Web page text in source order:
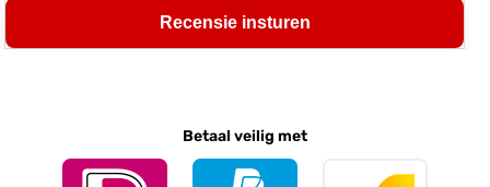
Recensie insturen
Betaal veilig met